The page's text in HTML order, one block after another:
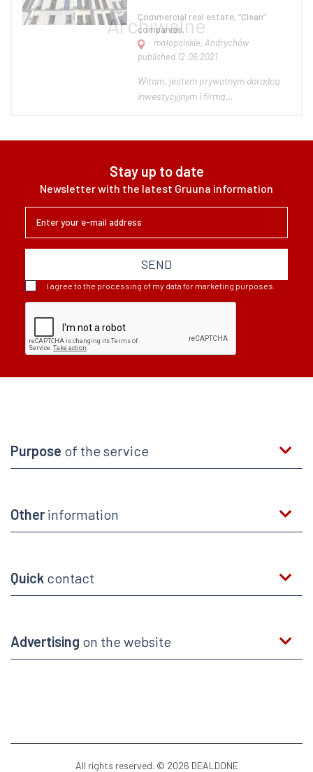
Commercial real estate, “Clean”
companies,
małopolskie, Andrychów
published 12.06.2021
Witam, jestem prywatnym doradcą
inwestycyjnym i firmą
szukasz partnera biznesowego,
Jeśli masz pomysł lub chcesz
nawiązać współpracę, mam swo...
Stay up to date
Newsletter with the latest Gruuna information
SEND
I agree to the processing of my data for marketing purposes.
Purpose of the service
Other information
Quick contact
Advertising on the website
All rights reserved. © 2026 DEALDONE